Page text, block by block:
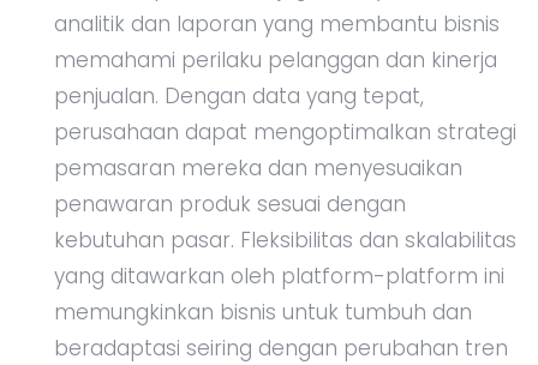
analitik dan laporan yang membantu bisnis
memahami perilaku pelanggan dan kinerja
penjualan. Dengan data yang tepat,
perusahaan dapat mengoptimalkan strategi
pemasaran mereka dan menyesuaikan
penawaran produk sesuai dengan
kebutuhan pasar. Fleksibilitas dan skalabilitas
yang ditawarkan oleh platform-platform ini
memungkinkan bisnis untuk tumbuh dan
beradaptasi seiring dengan perubahan tren